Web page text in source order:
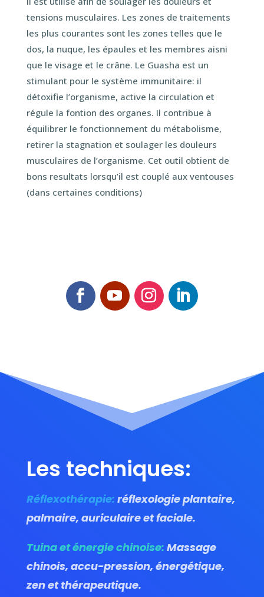
tensions musculaires. Les zones de traitements
les plus courantes sont les zones telles que le
dos, la nuque, les épaules et les membres aisni
que le visage et le crâne. Le Guasha est un
stimulant pour le système immunitaire: il
détoxifie l’organisme, active la circulation et
régule la fontion des organes. Il contribue à
équilibrer le fonctionnement du métabolisme,
retirer la stagnation et soulager les douleurs
musculaires de l’organisme. Cet outil obtient de
bons resultats lorsqu’il est couplé aux ventouses
(dans certaines conditions)
Les techniques:
Réflexothérapie: réflexologie plantaire,
palmaire, auriculaire et faciale.
Tuina et énergie chinoise: Massage
chinois, accu-pression, énergétique,
zen et thérapeutique.